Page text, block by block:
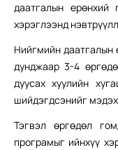
даатгалын
хэрэглээнд
Нийгмийн даатгалын
дунджаар 3-4
дуусах хуулийн
шийдэгдсэнийг
Тэгвэл өргөдөл
програмыг ийнхүү